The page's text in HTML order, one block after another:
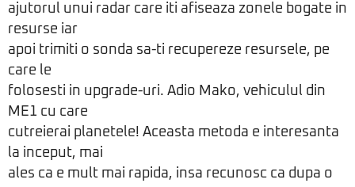
ajutorul unui radar care iti afiseaza zonele bogate in
resurse iar
apoi trimiti o sonda sa-ti recupereze resursele, pe
care le
folosesti in upgrade-uri. Adio Mako, vehiculul din
ME1 cu care
cutreierai planetele! Aceasta metoda e interesanta
la inceput, mai
ales ca e mult mai rapida, insa recunosc ca dupa o